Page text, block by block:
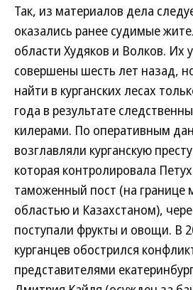
Так, из материалов дела
оказались ранее судимые
области Худяков и Волков. Их
совершены шесть лет назад,
найти в курганских лесах
года в результате
килерами. По оперативным
возглавляли курганскую
которая контролировала
таможенный пост (на границе
областью и Казахстаном),
поступали фрукты и овощи. В
курганцев обострился
представителями